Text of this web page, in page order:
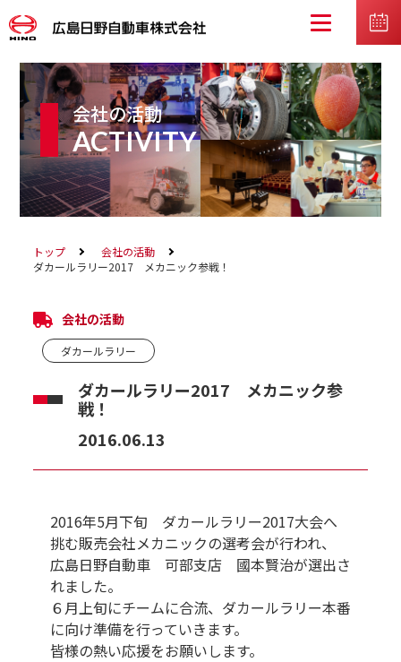
会社の活動
ACTIVITY
トップ
会社の活動
ダカールラリー2017 メカニック参戦！
会社の活動
ダカールラリー
ダカールラリー2017 メカニック参
戦！
2016.06.13
2016年5月下旬 ダカールラリー2017大会へ
挑む販売会社メカニックの選考会が行われ、
広島日野自動車 可部支店 國本賢治が選出さ
れました。
６月上旬にチームに合流、ダカールラリー本番
に向け準備を行っていきます。
皆様の熱い応援をお願いします。